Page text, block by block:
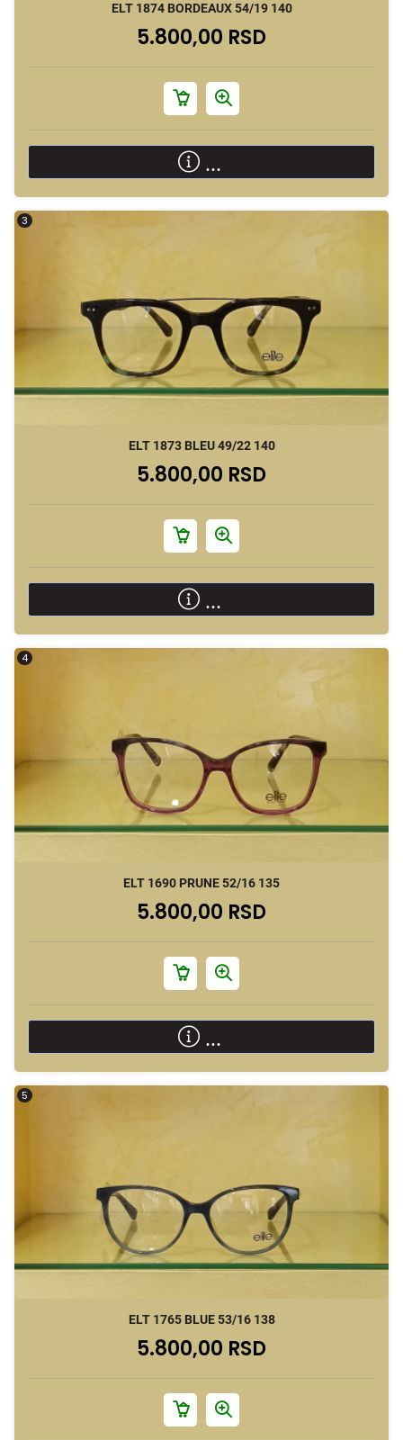
ELT 1874 BORDEAUX 54/19 140
5.800,00 RSD
...
3
ELT 1873 BLEU 49/22 140
5.800,00 RSD
...
4
ELT 1690 PRUNE 52/16 135
5.800,00 RSD
...
5
ELT 1765 BLUE 53/16 138
5.800,00 RSD